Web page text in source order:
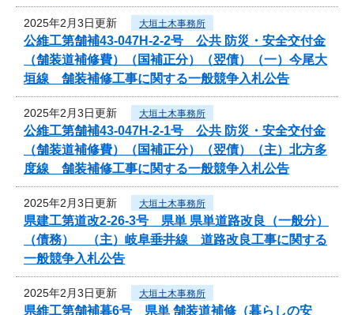
2025年2月3日更新 大垣土木事務所
公維工第舗補43-047H-2-2号 公共 防災・安全交付金
（舗装道補修費）（国補正分）（翌債）（一）今尾大
垣線 舗装補修工事に関する一般競争入札公告
2025年2月3日更新 大垣土木事務所
公維工第舗補43-047H-2-1号 公共 防災・安全交付金
（舗装道補修費）（国補正分）（翌債）（主）北方多
度線 舗装補修工事に関する一般競争入札公告
2025年2月3日更新 大垣土木事務所
県建工第道改2-26-3号 県単 県単道路改良（一般分）
（債務） （主）岐阜垂井線 道路改良工事に関する
一般競争入札公告
2025年2月3日更新 大垣土木事務所
県維工第舗補暮6号 県単 舗装道補修（暮らしの安